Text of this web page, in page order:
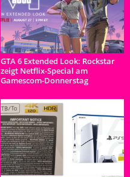
GTA 6 Extended Look: Rockstar
zeigt Netflix-Special am
Gamescom-Donnerstag